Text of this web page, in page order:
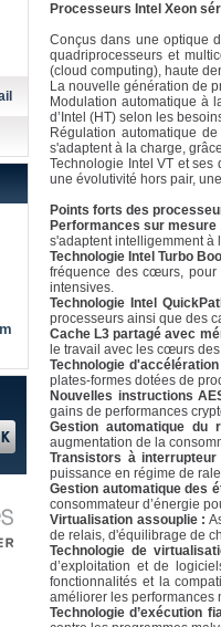
Processeurs Intel Xeon
Conçus dans une optique
quadriprocesseurs et
(cloud computing), haute
La nouvelle génération de
Modulation automatique à
d’Intel (HT) selon les
Régulation automatique
s'adaptent à la charge,
Technologie Intel VT et
une évolutivité hors pair,
Points forts des
Performances sur mesure
s'adaptent intelligemment à
Technologie Intel Turbo
fréquence des cœurs, pour
intensives.
Technologie Intel
processeurs ainsi que des
Cache L3 partagé avec
le travail avec les cœurs
Technologie
plates-formes dotées de
Nouvelles instructions
gains de performances
Gestion automatique du
augmentation de la
Transistors à interrupteur
puissance en régime de
Gestion automatique des
consommateur d’énergie
Virtualisation assouplie :
de relais, d'équilibrage de
Technologie de
d’exploitation et de
fonctionnalités et la
améliorer les performances
Technologie d’exécution